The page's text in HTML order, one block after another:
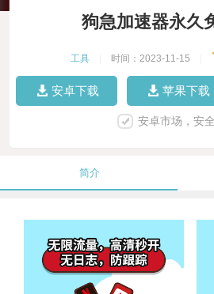
狗急加速器永久
工具 时间：2023-11-15
安卓下载 苹果下载
安卓市场，安
简介